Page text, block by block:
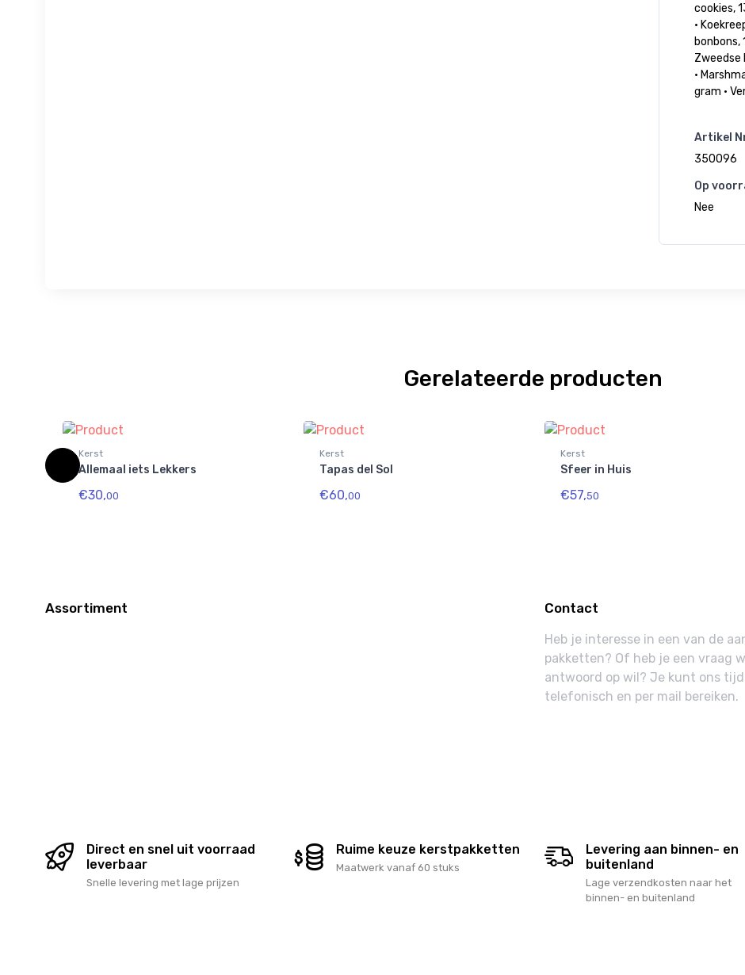
cookies,
•
Zweedse
•
gram •
Artikel
350096
Op
Nee
Gerelateerde producten
Kerst
Allemaal iets Lekkers
€30,00
Kerst
Tapas del Sol
€60,00
Kerst
Sfeer in Huis
€57,50
Assortiment Contact
Heb je interesse in een van de
pakketten? Of heb je een vraag
antwoord op wil? Je kunt ons
telefonisch en per mail bereiken.
Direct en snel uit voorraad
leverbaar
Snelle levering met lage prijzen
Ruime keuze kerstpakketten
Maatwerk vanaf 60 stuks
Levering aan binnen- en
buitenland
Lage verzendkosten naar het
binnen- en buitenland